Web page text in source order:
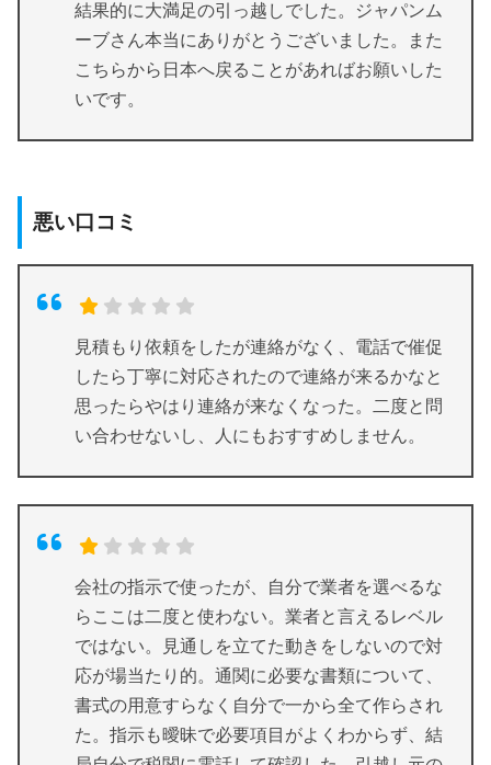
結果的に大満足の引っ越しでした。ジャパンム
ーブさん本当にありがとうございました。また
こちらから日本へ戻ることがあればお願いした
いです。
悪い口コミ
見積もり依頼をしたが連絡がなく、電話で催促
したら丁寧に対応されたので連絡が来るかなと
思ったらやはり連絡が来なくなった。二度と問
い合わせないし、人にもおすすめしません。
会社の指示で使ったが、自分で業者を選べるな
らここは二度と使わない。業者と言えるレベル
ではない。見通しを立てた動きをしないので対
応が場当たり的。通関に必要な書類について、
書式の用意すらなく自分で一から全て作らされ
た。指示も曖昧で必要項目がよくわからず、結